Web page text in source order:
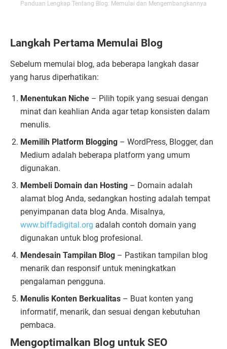
Panduan Lengkap Tentang Blog: Memulai dan Mengembangkannya
Langkah Pertama Memulai Blog
Sebelum memulai blog, ada beberapa langkah dasar
yang harus diperhatikan:
Menentukan Niche – Pilih topik yang sesuai dengan
minat dan keahlian Anda agar tetap konsisten dalam
menulis.
Memilih Platform Blogging – WordPress, Blogger, dan
Medium adalah beberapa platform yang umum
digunakan.
Membeli Domain dan Hosting – Domain adalah
alamat blog Anda, sedangkan hosting adalah tempat
penyimpanan data blog Anda. Misalnya,
www.biffadigital.org adalah contoh domain yang
digunakan untuk blog profesional.
Mendesain Tampilan Blog – Pastikan tampilan blog
menarik dan responsif untuk meningkatkan
pengalaman pengguna.
Menulis Konten Berkualitas – Buat konten yang
informatif, menarik, dan sesuai dengan kebutuhan
pembaca.
Mengoptimalkan Blog untuk SEO